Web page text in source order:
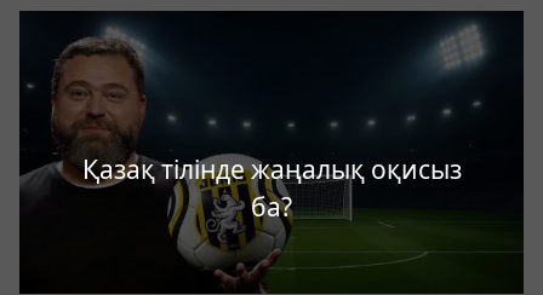
Қазақ тілінде жаңалық оқисыз
ба?